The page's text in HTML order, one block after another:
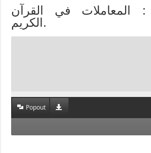
الدرس 20 : المعاملات في القرآن
الكريم.
Popout